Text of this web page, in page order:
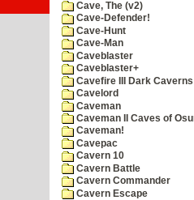
Cave, The (v2)
Cave-Defender!
Cave-Hunt
Cave-Man
Caveblaster
Caveblaster+
Cavefire III Dark Caverns
Cavelord
Caveman
Caveman II Caves of
Caveman!
Cavepac
Cavern 10
Cavern Battle
Cavern Commander
Cavern Escape